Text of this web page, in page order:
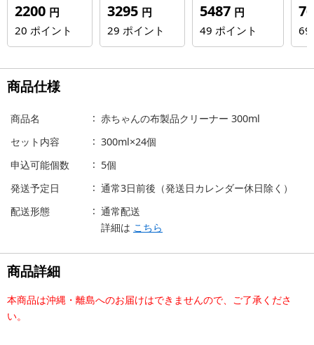
2200 円
20 ポイント
3295 円
29 ポイント
5487 円
49 ポイント 69
商品仕様
商品名
赤ちゃんの布製品クリーナー 300ml
セット内容
300ml×24個
申込可能個数
5個
発送予定日
通常3日前後（発送日カレンダー休日除く）
配送形態
通常配送
詳細は こちら
商品詳細
本商品は沖縄・離島へのお届けはできませんので、ご了承くださ
い。